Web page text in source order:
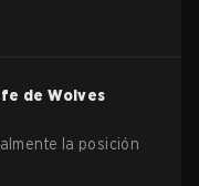
deWolves
la posición